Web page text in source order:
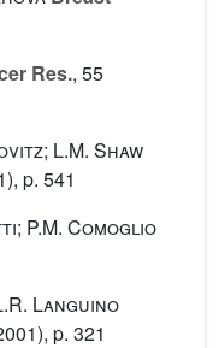
Res., 55
L.M. Shaw
p. 541
P.M. Comoglio
Languino
p. 321